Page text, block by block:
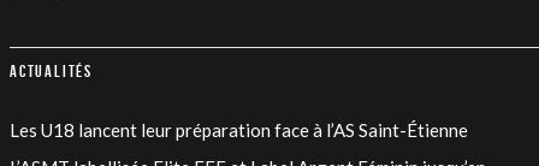
Actualités
Les U18 lancent leur préparation face à l’AS Saint-Étienne